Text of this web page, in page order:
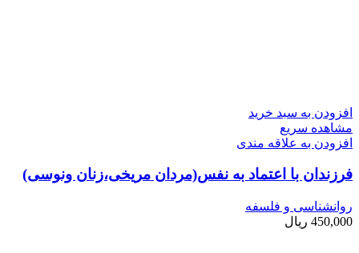
افزودن به سبد خرید
مشاهده سریع
افزودن به علاقه مندی
فرزندان با اعتماد به نفس(مردان مریخی،زنان ونوسی)
روانشناسی و فلسفه
450,000 ریال